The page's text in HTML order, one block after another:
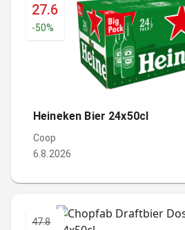
27.6
-50%
Heineken Bier 24x50cl
Coop
6.8.2026
47.8